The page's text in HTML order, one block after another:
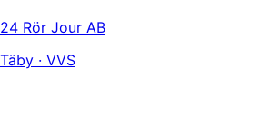
24 Rör Jour AB
Täby · VVS